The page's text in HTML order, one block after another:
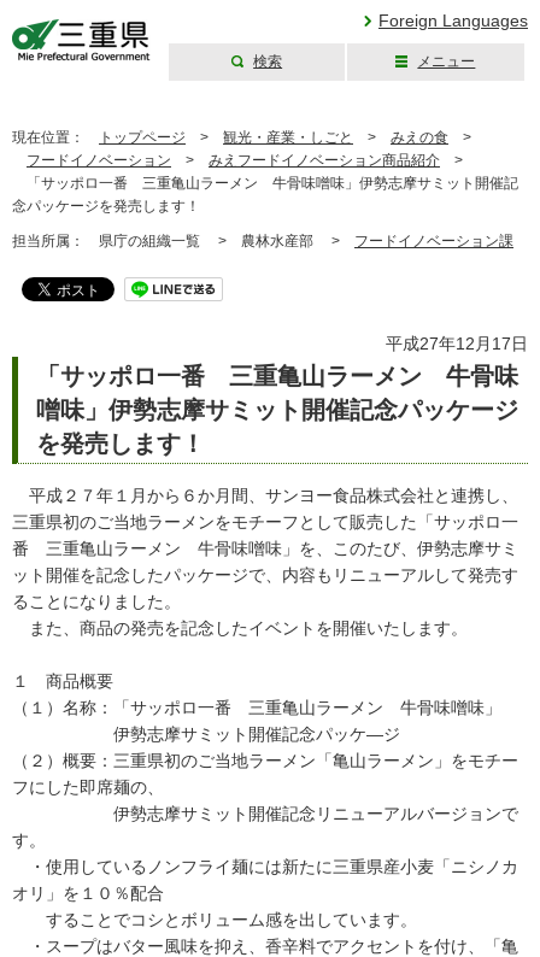
Foreign Languages
検索 メニュー
現在位置： トップページ > 観光・産業・しごと > みえの食 >
フードイノベーション > みえフードイノベーション商品紹介 >
「サッポロ一番 三重亀山ラーメン 牛骨味噌味」伊勢志摩サミット開催記
念パッケージを発売します！
担当所属： 県庁の組織一覧 > 農林水産部 > フードイノベーション課
平成27年12月17日
「サッポロ一番 三重亀山ラーメン 牛骨味
噌味」伊勢志摩サミット開催記念パッケージ
を発売します！
平成２７年１月から６か月間、サンヨー食品株式会社と連携し、
三重県初のご当地ラーメンをモチーフとして販売した「サッポロ一
番 三重亀山ラーメン 牛骨味噌味」を、このたび、伊勢志摩サミ
ット開催を記念したパッケージで、内容もリニューアルして発売す
ることになりました。
また、商品の発売を記念したイベントを開催いたします。
１ 商品概要
（１）名称：「サッポロ一番 三重亀山ラーメン 牛骨味噌味」
伊勢志摩サミット開催記念パッケ―ジ
（２）概要：三重県初のご当地ラーメン「亀山ラーメン」をモチー
フにした即席麺の、
伊勢志摩サミット開催記念リニューアルバージョンで
す。
・使用しているノンフライ麺には新たに三重県産小麦「ニシノカ
オリ」を１０％配合
することでコシとボリューム感を出しています。
・スープはバター風味を抑え、香辛料でアクセントを付け、「亀